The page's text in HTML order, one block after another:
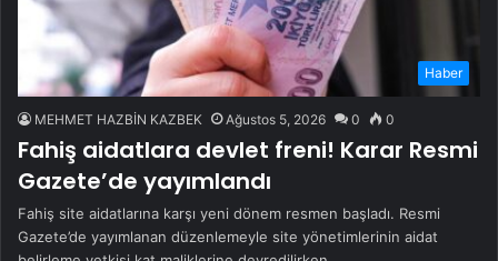
Haber
MEHMET HAZBİN KAZBEK Ağustos 5, 2026 0 0
Fahiş aidatlara devlet freni! Karar Resmi
Gazete’de yayımlandı
Fahiş site aidatlarına karşı yeni dönem resmen başladı. Resmi
Gazete’de yayımlanan düzenlemeyle site yönetimlerinin aidat